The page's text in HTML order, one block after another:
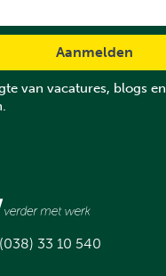
van vacatures, blogs en
(038) 33 10 540